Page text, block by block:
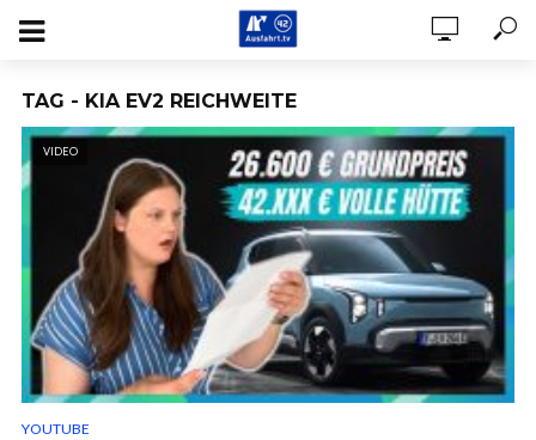
TAG - KIA EV2 REICHWEITE
VIDEO
YOUTUBE